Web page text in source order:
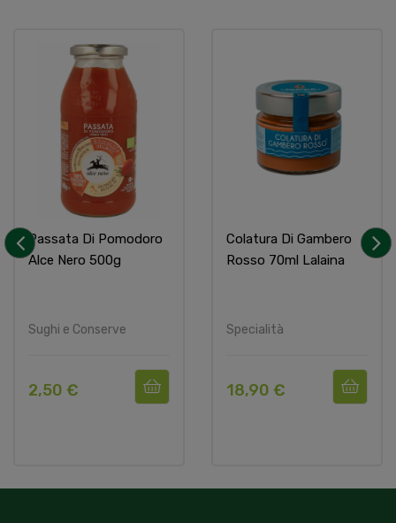
Passata Di Pomodoro
Alce Nero 500g
Sughi e Conserve
2,50 €
Colatura Di Gambero
Rosso 70ml Lalaina
Specialità
18,90 €